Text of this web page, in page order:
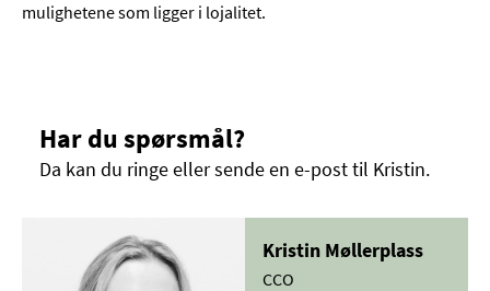
mulighetene som ligger i lojalitet.
Har du spørsmål?
Da kan du ringe eller sende en e-post til Kristin.
Kristin Møllerplass
CCO